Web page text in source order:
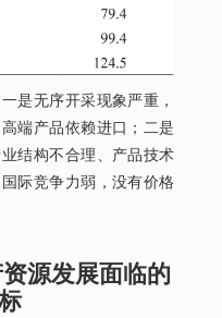
是无序开采现象严重，
端产品依赖进口；二是
结构不合理、产品技术
际竞争力弱，没有价格
源发展面临的